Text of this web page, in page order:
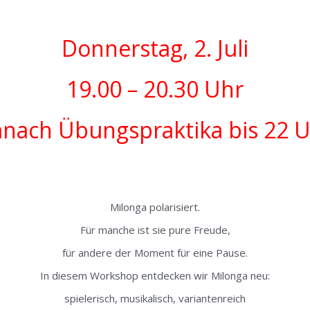
Donnerstag, 2. Juli
19.00 – 20.30 Uhr
Übungspraktika bis 22
Milonga polarisiert.
Für manche ist sie pure Freude,
für andere der Moment für eine Pause.
In diesem Workshop entdecken wir Milonga neu:
spielerisch, musikalisch, variantenreich